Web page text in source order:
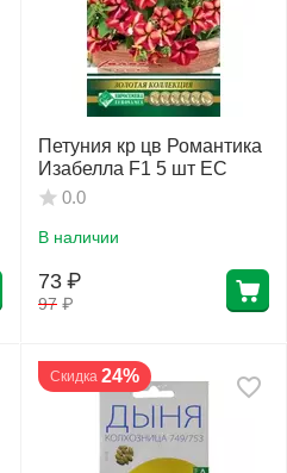
Петуния кр цв Романтика
Изабелла F1 5 шт ЕС
0.0
В наличии
97 ₽
73 ₽
Скидка 24%